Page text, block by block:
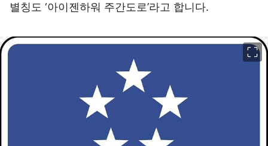
별칭도 ‘아이젠하워 주간도로’라고 합니다.